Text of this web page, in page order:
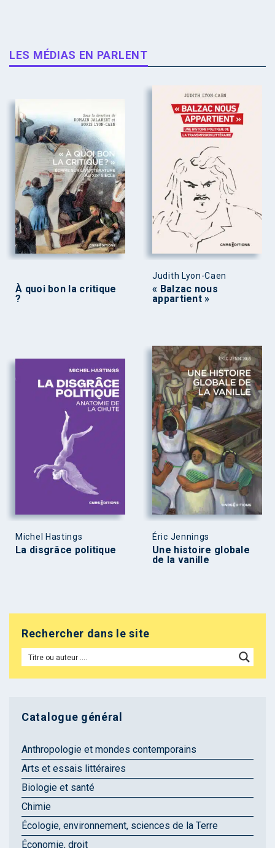
LES MÉDIAS EN PARLENT
À quoi bon la critique
?
Judith Lyon-Caen
« Balzac nous
appartient »
Michel Hastings
La disgrâce politique
Éric Jennings
Une histoire globale
de la vanille
Rechercher dans le site
Catalogue général
Anthropologie et mondes contemporains
Arts et essais littéraires
Biologie et santé
Chimie
Écologie, environnement, sciences de la Terre
Économie, droit